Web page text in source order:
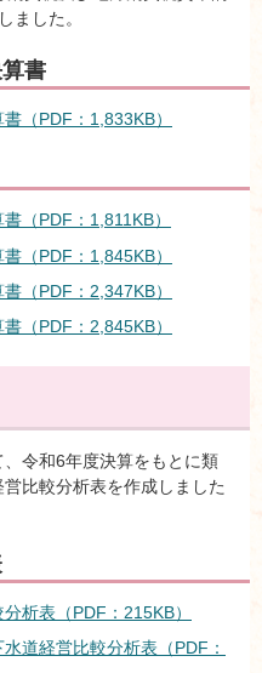
ました。
書
（PDF：1,833KB）
（PDF：1,811KB）
（PDF：1,845KB）
（PDF：2,347KB）
（PDF：2,845KB）
令和6年度決算をもとに類
比較分析表を作成しました
析表（PDF：215KB）
道経営比較分析表（PDF：